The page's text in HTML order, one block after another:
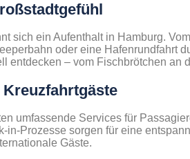
sich ein Aufenthalt in Hamburg.
oder eine Hafenrundfahrt
entdecken – vom Fischbrötchen
umfassende Services für
in-Prozesse sorgen für eine
Gäste.